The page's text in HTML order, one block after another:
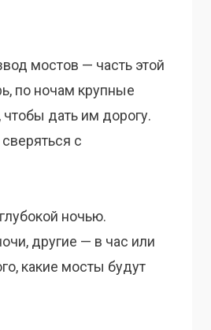
мостов — часть этой
по ночам крупные
дать им дорогу.
с
ночью.
другие — в час или
какие мосты будут